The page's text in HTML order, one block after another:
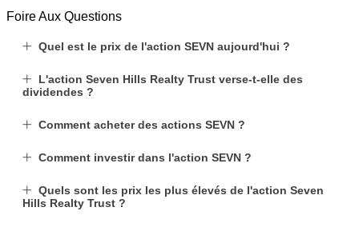
Foire Aux Questions
Quel est le prix de l'action SEVN aujourd'hui ?
L'action Seven Hills Realty Trust verse-t-elle des
dividendes ?
Comment acheter des actions SEVN ?
Comment investir dans l'action SEVN ?
Quels sont les prix les plus élevés de l'action Seven
Hills Realty Trust ?